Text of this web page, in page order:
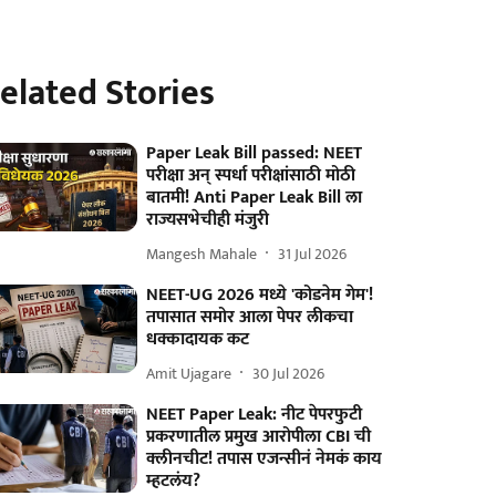
Stories
Paper Leak Bill passed: NEET
परीक्षा अन् स्पर्धा परीक्षांसाठी मोठी
बातमी! Anti Paper Leak Bill ला
राज्यसभेचीही मंजुरी
Mangesh Mahale 31 Jul 2026
NEET-UG 2026 मध्ये 'कोडनेम गेम'!
तपासात समोर आला पेपर लीकचा
धक्कादायक कट
Amit Ujagare 30 Jul 2026
NEET Paper Leak: नीट पेपरफुटी
प्रकरणातील प्रमुख आरोपीला CBI ची
क्लीनचीट! तपास एजन्सीनं नेमकं काय
म्हटलंय?